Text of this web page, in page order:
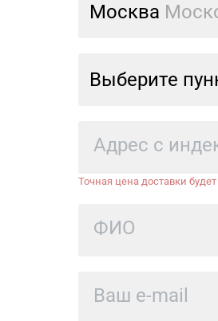
Москва
Выберите
Точная цена доставки